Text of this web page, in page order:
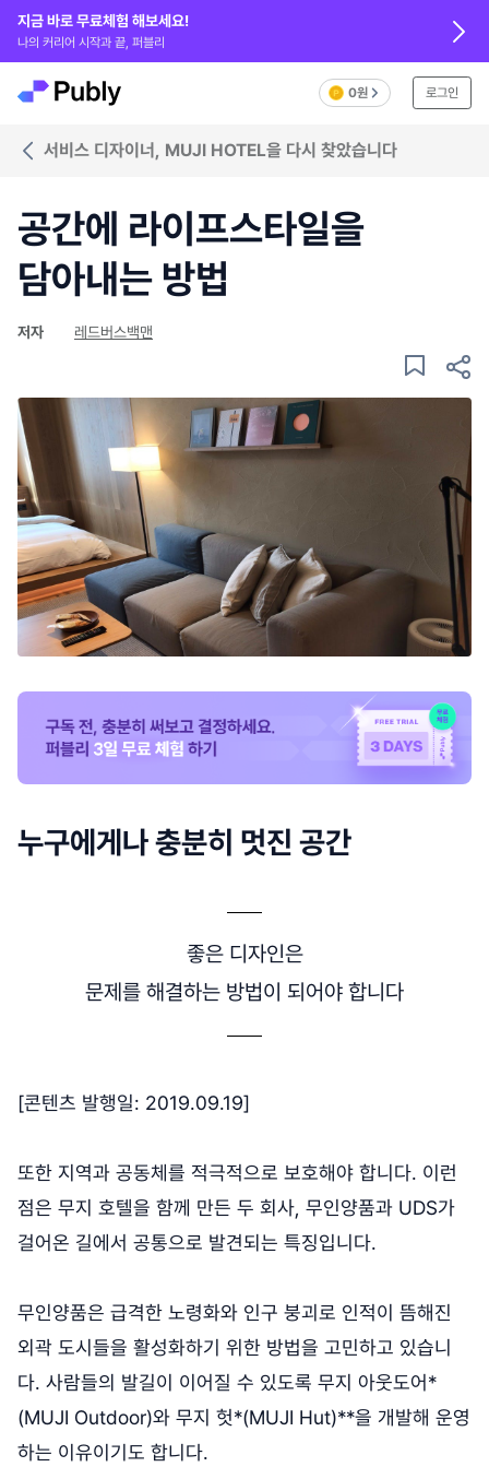
지금 바로 무료체험 해보세요!
나의 커리어 시작과 끝, 퍼블리
0원 로그인
서비스 디자이너, MUJI HOTEL을 다시 찾았습니다
공간에 라이프스타일을
담아내는 방법
저자 레드버스백맨
누구에게나 충분히 멋진 공간
좋은 디자인은
문제를 해결하는 방법이 되어야 합니다
[콘텐츠 발행일: 2019.09.19]
또한 지역과 공동체를 적극적으로 보호해야 합니다. 이런
점은 무지 호텔을 함께 만든 두 회사, 무인양품과 UDS가
걸어온 길에서 공통으로 발견되는 특징입니다.
무인양품은 급격한 노령화와 인구 붕괴로 인적이 뜸해진
외곽 도시들을 활성화하기 위한 방법을 고민하고 있습니
다. 사람들의 발길이 이어질 수 있도록 무지 아웃도어*
(MUJI Outdoor)와 무지 헛*(MUJI Hut)**을 개발해 운영
하는 이유이기도 합니다.